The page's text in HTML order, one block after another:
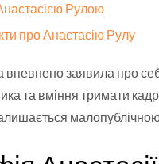
Рулою
про Анастасію Рулу
впевнено заявила про
та вміння тримати
малопублічною,